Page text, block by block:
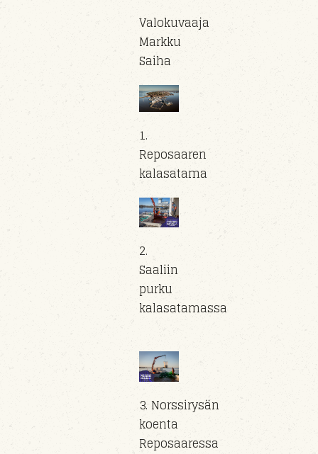
Valokuvaaja
Markku
Saiha
1.
Reposaaren
kalasatama
2.
Saaliin
purku
kalasatamassa
3. Norssirysän
koenta
Reposaaressa